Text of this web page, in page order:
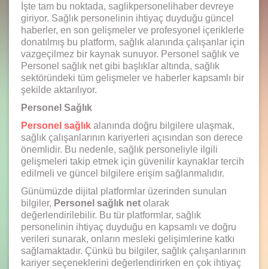
İşte tam bu noktada, saglikpersonelihaber devreye
giriyor. Sağlık personelinin ihtiyaç duyduğu güncel
haberler, en son gelişmeler ve profesyonel içeriklerle
donatılmış bu platform, sağlık alanında çalışanlar için
vazgeçilmez bir kaynak sunuyor. Personel sağlık ve
Personel sağlık net gibi başlıklar altında, sağlık
sektöründeki tüm gelişmeler ve haberler kapsamlı bir
şekilde aktarılıyor.
Personel Sağlık
Personel sağlık alanında doğru bilgilere ulaşmak,
sağlık çalışanlarının kariyerleri açısından son derece
önemlidir. Bu nedenle, sağlık personeliyle ilgili
gelişmeleri takip etmek için güvenilir kaynaklar tercih
edilmeli ve güncel bilgilere erişim sağlanmalıdır.
Günümüzde dijital platformlar üzerinden sunulan
bilgiler, Personel sağlık net olarak
değerlendirilebilir. Bu tür platformlar, sağlık
personelinin ihtiyaç duyduğu en kapsamlı ve doğru
verileri sunarak, onların mesleki gelişimlerine katkı
sağlamaktadır. Çünkü bu bilgiler, sağlık çalışanlarının
kariyer seçeneklerini değerlendirirken en çok ihtiyaç